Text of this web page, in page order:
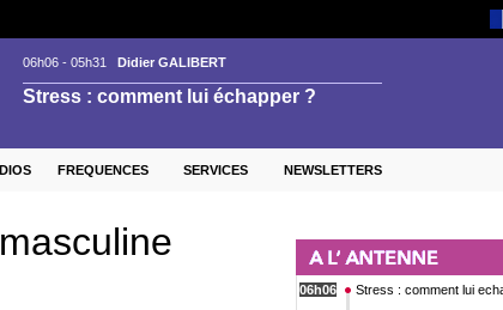
FREQUENCES SERVICES NEWSLETTERS